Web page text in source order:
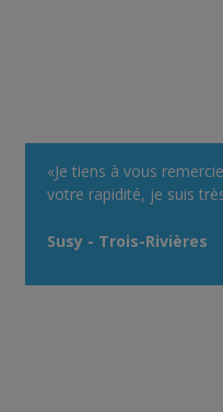
«Je tiens à vous
votre rapidité, je suis
Susy - Trois-Rivières